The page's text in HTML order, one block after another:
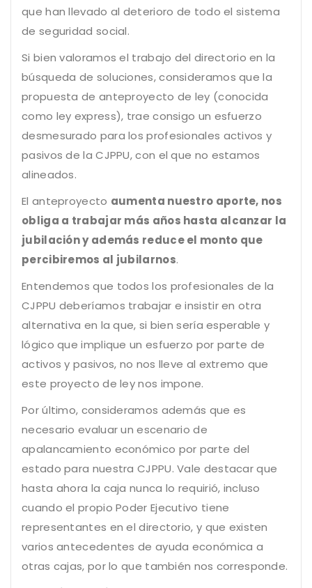
que han llevado al deterioro de todo el sistema
de seguridad social.
Si bien valoramos el trabajo del directorio en la
búsqueda de soluciones, consideramos que la
propuesta de anteproyecto de ley (conocida
como ley express), trae consigo un esfuerzo
desmesurado para los profesionales activos y
pasivos de la CJPPU, con el que no estamos
alineados.
El anteproyecto aumenta nuestro aporte, nos
obliga a trabajar más años hasta alcanzar la
jubilación y además reduce el monto que
percibiremos al jubilarnos.
Entendemos que todos los profesionales de la
CJPPU deberíamos trabajar e insistir en otra
alternativa en la que, si bien sería esperable y
lógico que implique un esfuerzo por parte de
activos y pasivos, no nos lleve al extremo que
este proyecto de ley nos impone.
Por último, consideramos además que es
necesario evaluar un escenario de
apalancamiento económico por parte del
estado para nuestra CJPPU. Vale destacar que
hasta ahora la caja nunca lo requirió, incluso
cuando el propio Poder Ejecutivo tiene
representantes en el directorio, y que existen
varios antecedentes de ayuda económica a
otras cajas, por lo que también nos corresponde.